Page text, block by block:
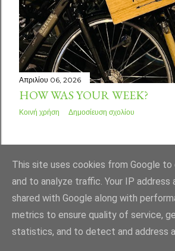
Απριλίου 06, 2026
HOW WAS YOUR WEEK?
Κοινή χρήση Δημοσίευση σχολίου
Από το Blogger
This site uses cookies from Google
and to analyze traffic. Your IP address
shared with Google along with
metrics to ensure quality of service,
statistics, and to detect and address